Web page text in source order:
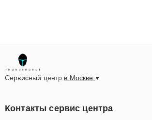
Сервисный центр в Москве
Контакты сервис центра